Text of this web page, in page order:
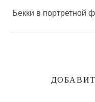
Бекки в портретной